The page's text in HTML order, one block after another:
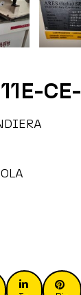
CE-